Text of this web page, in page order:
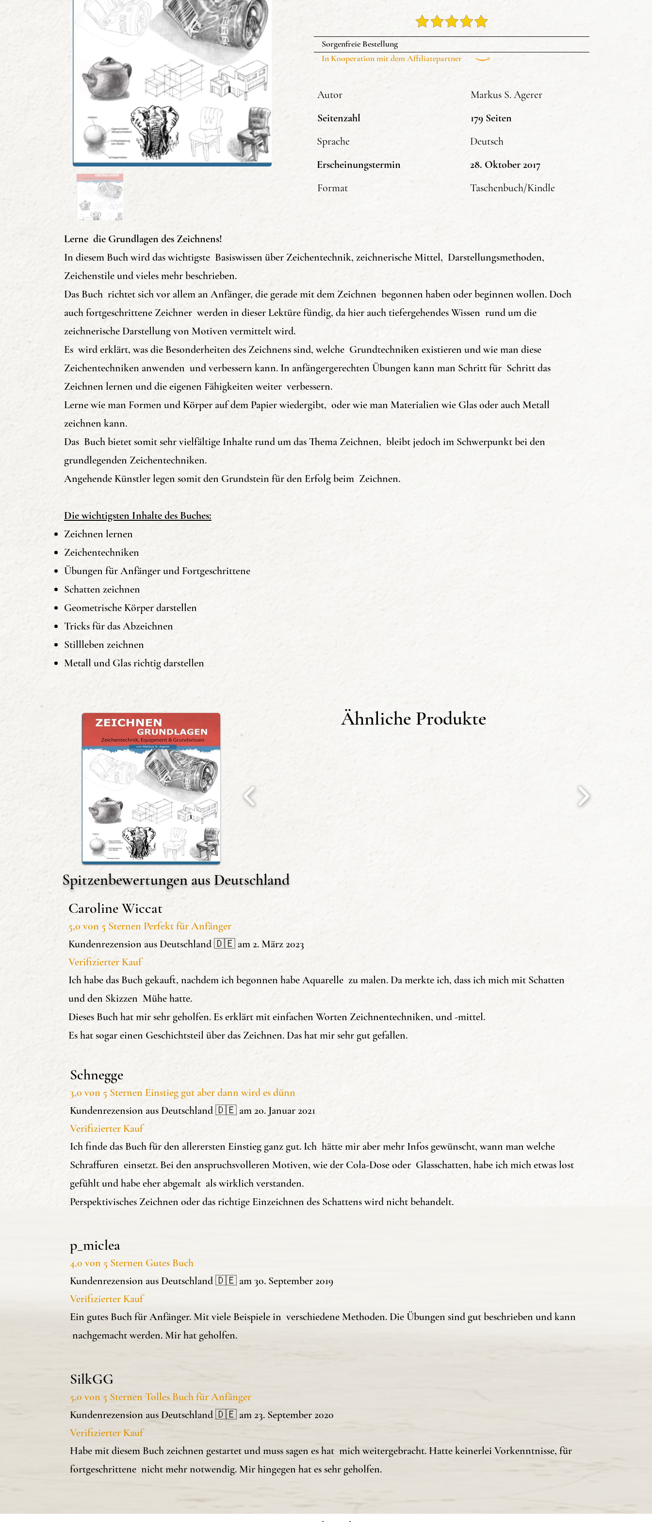
11.98€
Amazon Affiliate Links.
Direkt zu Amazon
179 Seiten
Deutsch
28. Oktober 2017
Lerne die Grundlagen des Zeichnens!
In diesem Buch wird das wichtigste Basiswissen über Zeichentechnik, zeichnerische Mittel,
Darstellungsmethoden, Zeichenstile und vieles mehr beschrieben.
Das Buch richtet sich vor allem an Anfänger, die gerade mit dem Zeichnen begonnen haben oder beginnen
wollen. Doch auch fortgeschrittene Zeichner werden in dieser Lektüre fündig, da hier auch tiefergehendes Wissen
rund um die zeichnerische Darstellung von Motiven vermittelt wird.
Es wird erklärt, was die Besonderheiten des Zeichnens sind, welche Grundtechniken existieren und wie man
diese Zeichentechniken anwenden und verbessern kann. In anfängergerechten Übungen kann man Schritt für
Metall zeichnen kann.
Das Buch bietet somit sehr vielfältige Inhalte rund um das Thema Zeichnen, bleibt jedoch im Schwerpunkt bei
den grundlegenden Zeichentechniken.
Angehende Künstler legen somit den Grundstein für den Erfolg beim Zeichnen.
Die wichtigsten Inhalte des Buches:
Zeichnen lernen
Zeichentechniken
Übungen für Anfänger und Fortgeschrittene
Schatten zeichnen
Geometrische Körper darstellen
Tricks für das Abzeichnen
Stillleben zeichnen
Metall und Glas richtig darstellen Bewertungen
Caroline Wiccat
5,0 von 5 Sternen Perfekt für
Anfänger
Ich habe das Buch gekauft,
nachdem ich begonnen habe
Aquarelle zu malen. Da merkte
ich, dass ich mich mit Schatten
und den Skizzen Mühe hatte.
Dieses Buch hat mir sehr geholfen.
Es erklärt mit einfachen Worten
über das Zeichnen. Das hat mir
sehr gut gefallen.
Ähnliche Produkte
Lerne die Grundlagen des Zeichnens!
In diesem Buch wird das wichtigste Basiswissen über Zeichentechnik, zeichnerische Mittel, Darstellungsmethoden,
Zeichenstile und vieles mehr beschrieben.
Das Buch richtet sich vor allem an Anfänger, die gerade mit dem Zeichnen begonnen haben oder beginnen wollen. Doch
auch fortgeschrittene Zeichner werden in dieser Lektüre fündig, da hier auch tiefergehendes Wissen rund um die
zeichnerische Darstellung von Motiven vermittelt wird.
Es wird erklärt, was die Besonderheiten des Zeichnens sind, welche Grundtechniken existieren und wie man diese
Zeichentechniken anwenden und verbessern kann. In anfängergerechten Übungen kann man Schritt für Schritt das
Zeichnen lernen und die eigenen Fähigkeiten weiter verbessern.
Lerne wie man Formen und Körper auf dem Papier wiedergibt, oder wie man Materialien wie Glas oder auch Metall
zeichnen kann.
Das Buch bietet somit sehr vielfältige Inhalte rund um das Thema Zeichnen, bleibt jedoch im Schwerpunkt bei den
grundlegenden Zeichentechniken.
Angehende Künstler legen somit den Grundstein für den Erfolg beim Zeichnen.
Die wichtigsten Inhalte des Buches:
Zeichnen lernen
Zeichentechniken
Übungen für Anfänger und Fortgeschrittene
Schatten zeichnen
Geometrische Körper darstellen
Tricks für das Abzeichnen
Stillleben zeichnen
Metall und Glas richtig darstellen
Sorgenfreie Bestellung
In Kooperation mit dem Affiliatepartner
Autor
Markus S. Agerer
Seitenzahl
179 Seiten
Sprache
Deutsch
Erscheinungstermin
28. Oktober 2017
Format
Taschenbuch/Kindle
Ähnliche Produkte
Spitzenbewertungen aus Deutschland
Caroline Wiccat
5,0 von 5 Sternen Perfekt für Anfänger
Kundenrezension aus Deutschland 🇩🇪 am 2. März 2023
Verifizierter Kauf
Ich habe das Buch gekauft, nachdem ich begonnen habe Aquarelle zu malen. Da merkte ich, dass ich mich mit Schatten
und den Skizzen Mühe hatte.
Dieses Buch hat mir sehr geholfen. Es erklärt mit einfachen Worten Zeichnentechniken, und -mittel.
Es hat sogar einen Geschichtsteil über das Zeichnen. Das hat mir sehr gut gefallen.
Schnegge
3,0 von 5 Sternen Einstieg gut aber dann wird es dünn
Kundenrezension aus Deutschland 🇩🇪 am 20. Januar 2021
Verifizierter Kauf
Ich finde das Buch für den allerersten Einstieg ganz gut. Ich hätte mir aber mehr Infos gewünscht, wann man welche
Schraffuren einsetzt. Bei den anspruchsvolleren Motiven, wie der Cola-Dose oder Glasschatten, habe ich mich etwas lost
gefühlt und habe eher abgemalt als wirklich verstanden.
Perspektivisches Zeichnen oder das richtige Einzeichnen des Schattens wird nicht behandelt.
p_miclea
4,0 von 5 Sternen Gutes Buch
Kundenrezension aus Deutschland 🇩🇪 am 30. September 2019
Verifizierter Kauf
Ein gutes Buch für Anfänger. Mit viele Beispiele in verschiedene Methoden. Die Übungen sind gut beschrieben und kann
nachgemacht werden. Mir hat geholfen.
SilkGG
5,0 von 5 Sternen Tolles Buch für Anfänger
Kundenrezension aus Deutschland 🇩🇪 am 23. September 2020
Verifizierter Kauf
Habe mit diesem Buch zeichnen gestartet und muss sagen es hat mich weitergebracht. Hatte keinerlei Vorkenntnisse, für
fortgeschrittene nicht mehr notwendig. Mir hingegen hat es sehr geholfen.